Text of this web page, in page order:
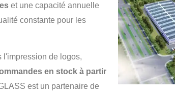
et une capacité annuelle
constante pour les
l'impression de logos,
en stock à partir
est un partenaire de